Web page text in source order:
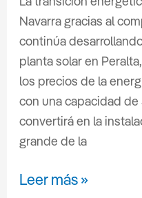
Navarra gracias al
continúa
planta solar en
los precios de la
con una capacidad
convertirá en la
grande de la
la
caída
de
precios
Leer más »